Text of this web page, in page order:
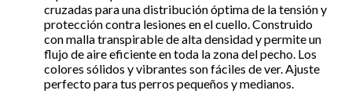
cruzadas para una distribución óptima de la tensión y
protección contra lesiones en el cuello. Construido
con malla transpirable de alta densidad y permite un
flujo de aire eficiente en toda la zona del pecho. Los
colores sólidos y vibrantes son fáciles de ver. Ajuste
perfecto para tus perros pequeños y medianos.